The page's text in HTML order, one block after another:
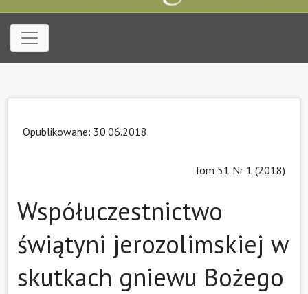
Opublikowane: 30.06.2018
Tom 51 Nr 1 (2018)
Współuczestnictwo
świątyni jerozolimskiej w
skutkach gniewu Bożego